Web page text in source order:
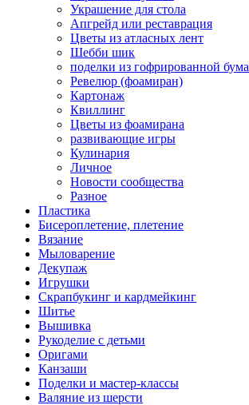
Украшение для стола
Апгрейд или реставрация
Цветы из атласных лент
Шебби шик
поделки из гофрированной
Ревелюр (фоамиран)
Картонаж
Квиллинг
Цветы из фоамирана
развивающие игры
Кулинария
Личное
Новости сообщества
Разное
Пластика
Бисероплетение, плетение
Вязание
Мыловарение
Декупаж
Игрушки
Скрапбукинг и кардмейкинг
Шитье
Вышивка
Рукоделие с детьми
Оригами
Канзаши
Поделки и мастер-классы
Валяние из шерсти